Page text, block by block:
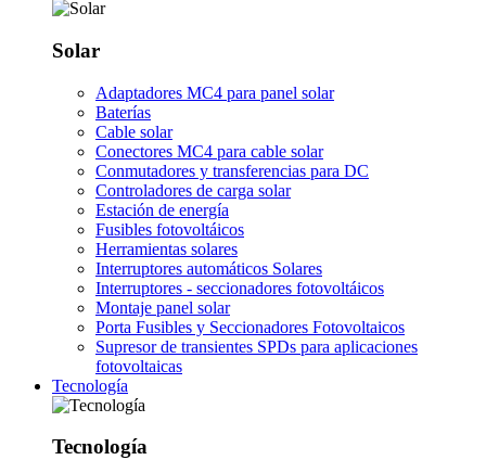
Solar
Adaptadores MC4 para panel solar
Baterías
Cable solar
Conectores MC4 para cable solar
Conmutadores y transferencias para DC
Controladores de carga solar
Estación de energía
Fusibles fotovoltáicos
Herramientas solares
Interruptores automáticos Solares
Interruptores - seccionadores fotovoltáicos
Montaje panel solar
Porta Fusibles y Seccionadores Fotovoltaicos
Supresor de transientes SPDs para aplicaciones
fotovoltaicas
Tecnología
Tecnología